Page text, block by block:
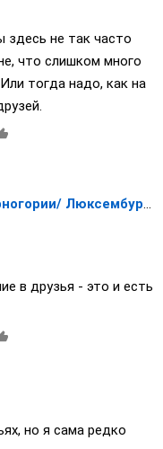
не так часто
что слишком много
тогда надо, как на
в друзья - это и есть
но я сама редко